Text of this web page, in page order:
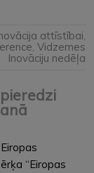
attīstībai
Vidzemes
Inovāciju nedēļa
“Eiropas